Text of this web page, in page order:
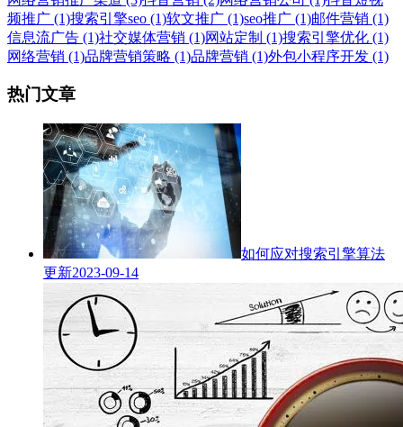
频推广 (1)搜索引擎seo (1)软文推广 (1)seo推广 (1)邮件营销 (1)
信息流广告 (1)社交媒体营销 (1)网站定制 (1)搜索引擎优化 (1)
网络营销 (1)品牌营销策略 (1)品牌营销 (1)外包小程序开发 (1)
热门文章
如何应对搜索引擎算法
更新2023-09-14